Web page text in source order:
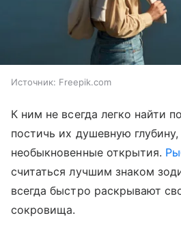
Источник: Freepik.com
К ним не всегда легко найти
постичь их душевную
необыкновенные открытия.
считаться лучшим знаком
всегда быстро раскрывают
сокровища.